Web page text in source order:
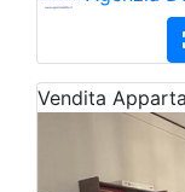
Vendita